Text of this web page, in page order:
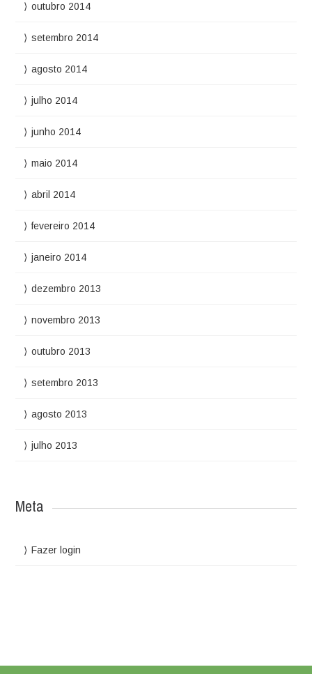
outubro 2014
setembro 2014
agosto 2014
julho 2014
junho 2014
maio 2014
abril 2014
fevereiro 2014
janeiro 2014
dezembro 2013
novembro 2013
outubro 2013
setembro 2013
agosto 2013
julho 2013
Meta
Fazer login